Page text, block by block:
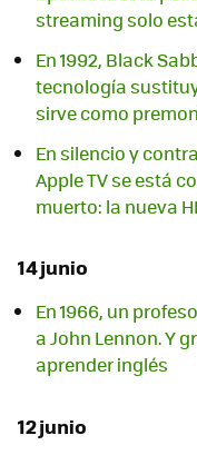
streaming solo
En 1992, Black
tecnología
sirve como
En silencio y
Apple TV se está
muerto: la nueva
14 junio
En 1966, un
a John Lennon. Y
aprender inglés
12 junio